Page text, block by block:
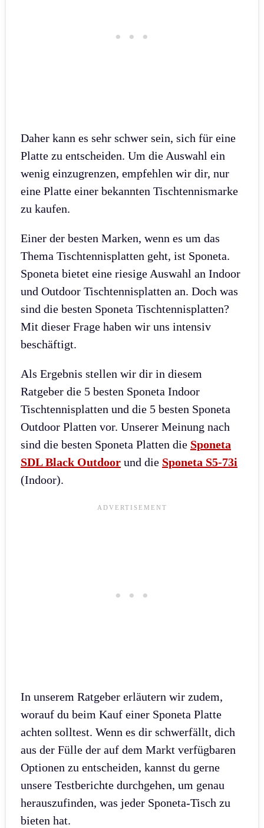
Daher kann es sehr schwer sein, sich für eine
Platte zu entscheiden. Um die Auswahl ein
wenig einzugrenzen, empfehlen wir dir, nur
eine Platte einer bekannten Tischtennismarke
zu kaufen.
Einer der besten Marken, wenn es um das
Thema Tischtennisplatten geht, ist Sponeta.
Sponeta bietet eine riesige Auswahl an Indoor
und Outdoor Tischtennisplatten an. Doch was
sind die besten Sponeta Tischtennisplatten?
Mit dieser Frage haben wir uns intensiv
beschäftigt.
Als Ergebnis stellen wir dir in diesem
Ratgeber die 5 besten Sponeta Indoor
Tischtennisplatten und die 5 besten Sponeta
Outdoor Platten vor. Unserer Meinung nach
sind die besten Sponeta Platten die Sponeta
SDL Black Outdoor und die Sponeta S5-73i
(Indoor).
In unserem Ratgeber erläutern wir zudem,
worauf du beim Kauf einer Sponeta Platte
achten solltest. Wenn es dir schwerfällt, dich
aus der Fülle der auf dem Markt verfügbaren
Optionen zu entscheiden, kannst du gerne
unsere Testberichte durchgehen, um genau
herauszufinden, was jeder Sponeta-Tisch zu
bieten hat.